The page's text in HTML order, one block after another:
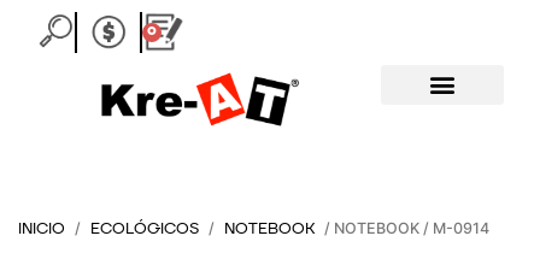
0
Carrito
INICIO / ECOLÓGICOS / NOTEBOOK / NOTEBOOK / M-0914